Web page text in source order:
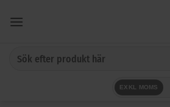
EXKL MOMS